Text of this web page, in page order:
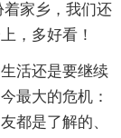
家乡，我们还
，多好看！
活还是要继续
最大的危机：
都是了解的、